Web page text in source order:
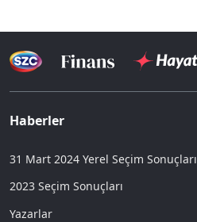
Haberler
31 Mart 2024 Yerel Seçim Sonuçları
2023 Seçim Sonuçları
Yazarlar